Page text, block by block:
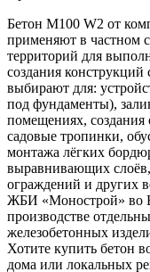
Бетон М100 W2 от
применяют в частном
территорий для
создания
выбирают для:
под фундаменты),
помещениях,
садовые тропинки,
монтажа лёгких
выравнивающих
ограждений и других
ЖБИ «Монострой» во
производстве
железобетонных
Хотите купить бетон
дома или локальных